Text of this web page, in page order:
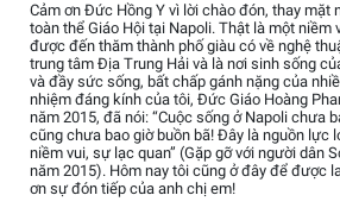
Cảm ơn Đức Hồng Y vì lời chào đón, thay mặt
toàn thể Giáo Hội tại Napoli. Thật là một niềm
được đến thăm thành phố giàu có về nghệ
trung tâm Địa Trung Hải và là nơi sinh sống
và đầy sức sống, bất chấp gánh nặng của
nhiệm đáng kính của tôi, Đức Giáo Hoàng
năm 2015, đã nói: “Cuộc sống ở Napoli chưa
cũng chưa bao giờ buồn bã! Đây là nguồn lực
niềm vui, sự lạc quan” (Gặp gỡ với người dân
năm 2015). Hôm nay tôi cũng ở đây để được
ơn sự đón tiếp của anh chị em!